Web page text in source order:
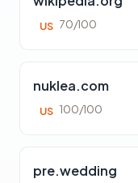
US 70/100
nuklea.com
US 100/100
pre.wedding